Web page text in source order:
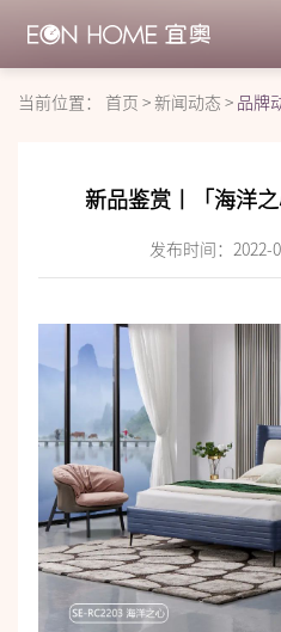
当前位置： 首页 >新闻动态 > 品牌
新品鉴赏丨「海洋
发布时间：2022-